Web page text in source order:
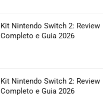
Kit Nintendo Switch 2: Review
Completo e Guia 2026
Kit Nintendo Switch 2: Review
Completo e Guia 2026